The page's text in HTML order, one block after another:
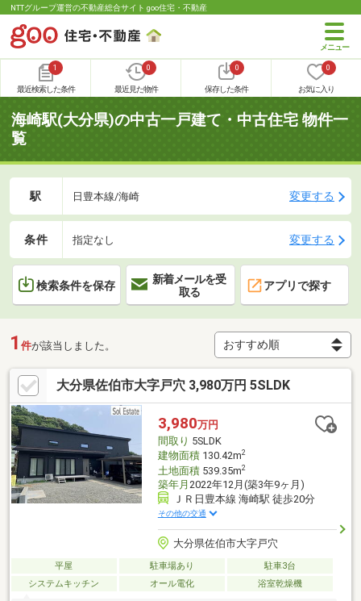
NTTグループ運営の不動産総合サイト goo住宅・不動産
1
最近検索した条件
0
最近見た物件
0
保存した条件
0
お気に入り
海崎駅(大分県)の中古一戸建て・中古住宅 物件一
覧
駅 日豊本線/海崎 変更する
条件 指定なし 変更する
検索条件を保存
新着メールを受
取る
アプリで探す
1 件が該当しました。
大分県佐伯市大字戸穴 3,980万円 5SLDK
3,980万円
間取り 5SLDK
建物面積130.42m2
土地面積539.35m2
築年月 2022年12月(築3年9ヶ月)
ＪＲ日豊本線 海崎駅 徒歩20分
その他の交通
大分県佐伯市大字戸穴
平屋 駐車場あり
駐車3台
システムキッチン
オール電化 浴室乾燥機